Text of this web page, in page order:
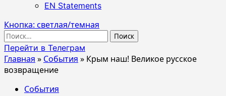
EN Statements
Кнопка: светлая/темная
Найти:
Перейти в Телеграм
Главная » События » Крым наш! Великое русское
возвращение
События